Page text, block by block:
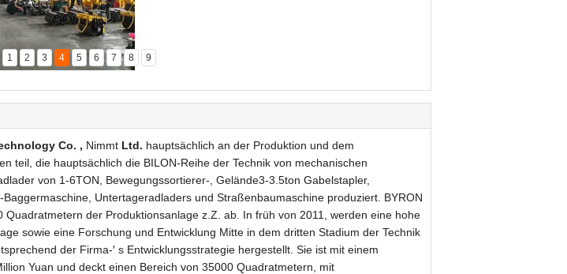
1 2 3 4 5 6 7 8 9
Co. , Nimmt Ltd. hauptsächlich an der Produktion und dem
teil, die hauptsächlich die BILON-Reihe der Technik von mechanischen
von 1-6TON, Bewegungssortierer-, Gelände3-3.5ton Gabelstapler,
Untertageradladers und Straßenbaumaschine produziert. BYRON
Quadratmetern der Produktionsanlage z.Z. ab. In früh von 2011, werden eine hohe
sowie eine Forschung und Entwicklung Mitte in dem dritten Stadium der Technik
der Firma-′ s Entwicklungsstrategie hergestellt. Sie ist mit einem
Yuan und deckt einen Bereich von 35000 Quadratmetern, mit